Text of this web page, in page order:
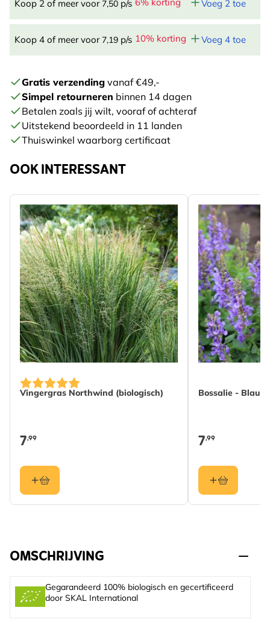
Koop 2 of meer voor 7,50 p/s Voeg 2 toe
Koop 4 of meer voor 7,19 p/s 10% korting Voeg 4 toe
Gratis verzending vanaf €49,-
Simpel retourneren binnen 14 dagen
Betalen zoals jij wilt, vooraf of achteraf
Uitstekend beoordeeld in 11 landen
Thuiswinkel waarborg certificaat
OOK INTERESSANT
Vingergras Northwind (biologisch)
7,99
Bossalie -
7,99
OMSCHRIJVING
Gegarandeerd 100% biologisch en gecertificeerd
door SKAL International